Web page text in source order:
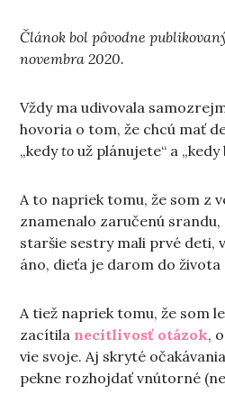
Článok bol pôvodne
novembra 2020.
Vždy ma udivovala
hovoria o tom, že chcú mať
„kedyto už plánujete“ a „kedy
A to napriek tomu, že som z
znamenalo zaručenú
staršie sestry mali prvé deti,
áno, dieťa je darom do
A tiež napriek tomu, že som
zacítila necitlivosť otázok,
vie svoje. Aj skryté
pekne rozhojdať vnútorné